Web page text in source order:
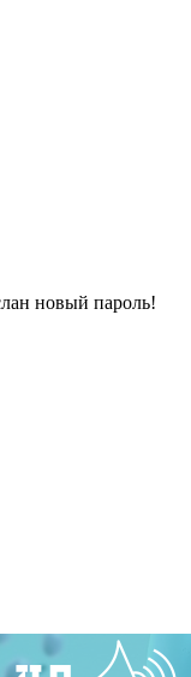
новый пароль!